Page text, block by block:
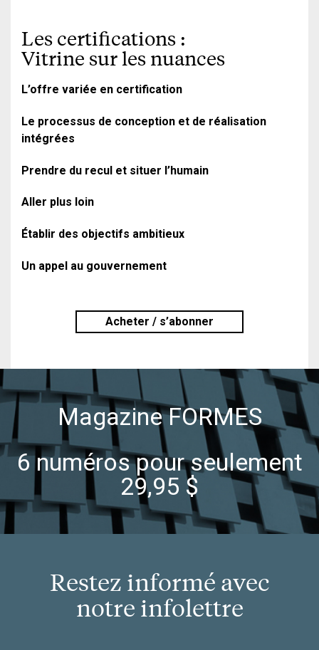
Les certifications :
Vitrine sur les nuances
L’offre variée en certification
Le processus de conception et de réalisation
intégrées
Prendre du recul et situer l’humain
Aller plus loin
Établir des objectifs ambitieux
Un appel au gouvernement
Acheter / s’abonner
Magazine FORMES
6 numéros pour seulement
29,95 $
Restez informé avec
notre infolettre